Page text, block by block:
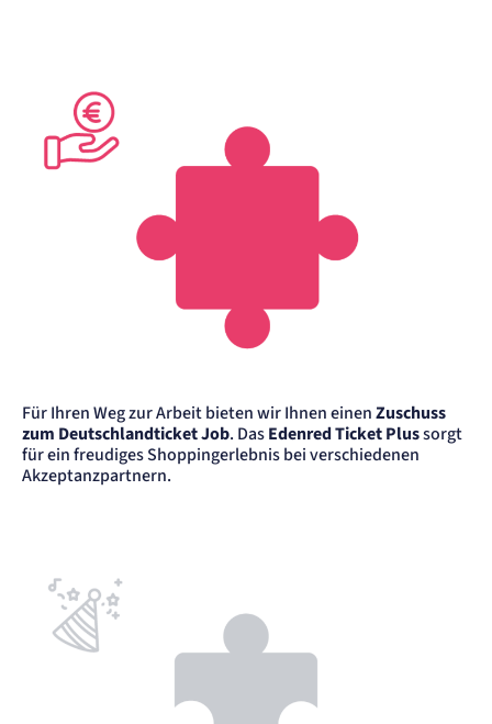
Für Ihren Weg zur Arbeit bieten wir Ihnen einenZuschuss
zum Deutschlandticket Job. DasEdenred Ticket Plussorgt
für ein freudiges Shoppingerlebnis bei verschiedenen
Akzeptanzpartnern.
STELLENANGEBOTE
SmartRecruiters
OptanonConsent, datadome, __cf_bm u.A.
SmartRecruiters GmbH
Speichert die ausgewählten Filter-Eigenschaften des Benutzers, um die entsprechenden